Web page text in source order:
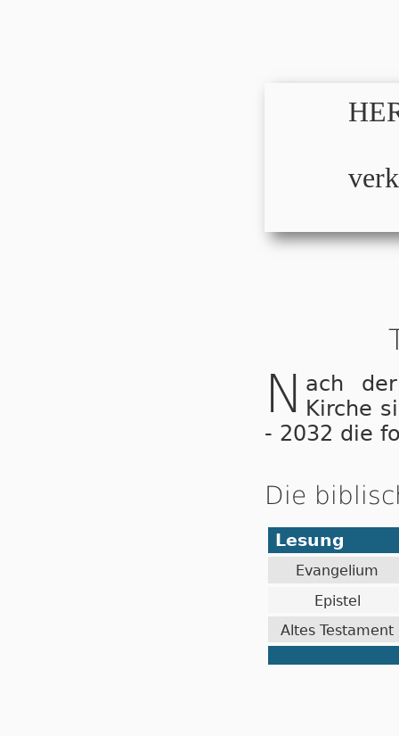
N ach
Kirche
- 2032 die
Die
Lesung
Evangelium
Epistel
Altes Testament